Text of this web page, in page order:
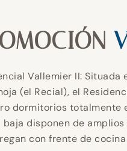
Vallemier II: Situada
(el Recial), el
dormitorios totalmente
disponen de
con frente de